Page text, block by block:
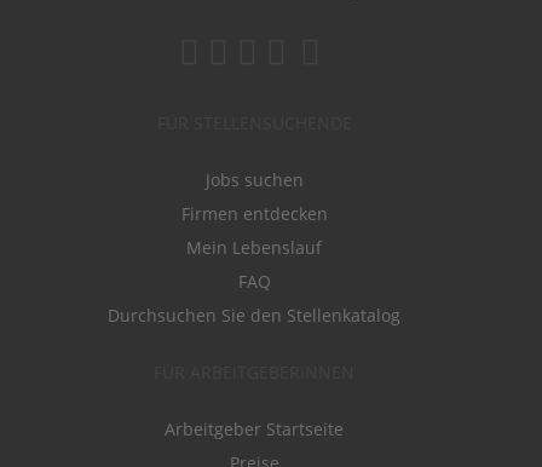
Jobs suchen
Firmen entdecken
Mein Lebenslauf
FAQ
Durchsuchen Sie den Stellenkatalog
Arbeitgeber Startseite
Preise